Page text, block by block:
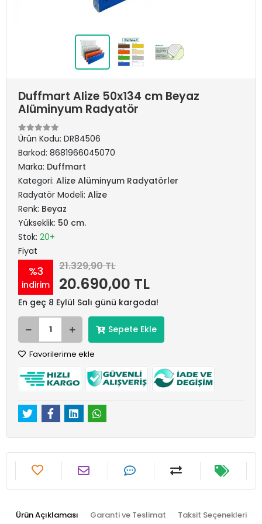
Duffmart Alize 50x134 cm Beyaz
Alüminyum Radyatör
Ürün Kodu: DR84506
Barkod: 8681966045070
Marka: Duffmart
Kategori: Alize Alüminyum Radyatörler
Radyatör Modeli: Alize
Renk: Beyaz
Yükseklik: 50 cm.
Stok: 20+
Fiyat
%3
indirim
21.329,90 TL
20.690,00 TL
En geç 8 Eylül Salı günü kargoda!
Sepete Ekle
Favorilerime ekle
Ürün Açıklaması Garanti ve Teslimat Taksit Seçenekleri